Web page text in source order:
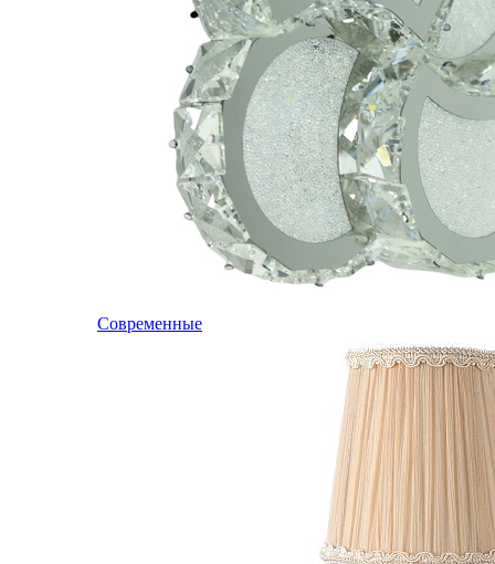
Современные